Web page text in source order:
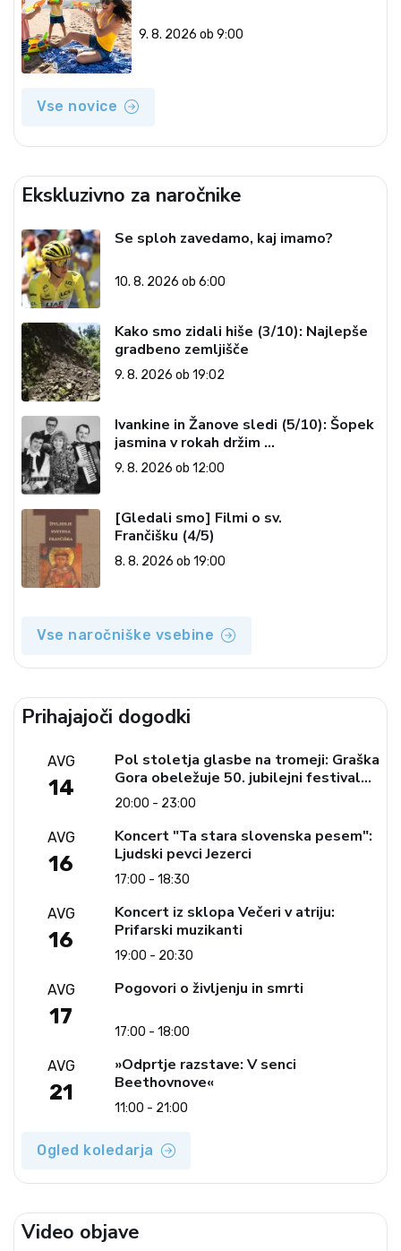
9. 8. 2026 ob 9:00
Vse novice
Ekskluzivno za naročnike
Se sploh zavedamo, kaj imamo?
10. 8. 2026 ob 6:00
Kako smo zidali hiše (3/10): Najlepše
gradbeno zemljišče
9. 8. 2026 ob 19:02
Ivankine in Žanove sledi (5/10): Šopek
jasmina v rokah držim …
9. 8. 2026 ob 12:00
[Gledali smo] Filmi o sv.
Frančišku (4/5)
8. 8. 2026 ob 19:00
Vse naročniške vsebine
Prihajajoči dogodki
AVG
14
Pol stoletja glasbe na tromeji: Graška
Gora obeležuje 50. jubilejni festival
narodno-zabavne glasbe
20:00 - 23:00
AVG
16
Koncert "Ta stara slovenska pesem":
Ljudski pevci Jezerci
17:00 - 18:30
AVG
16
Koncert iz sklopa Večeri v atriju:
Prifarski muzikanti
19:00 - 20:30
AVG
17
Pogovori o življenju in smrti
17:00 - 18:00
AVG
21
»Odprtje razstave: V senci
Beethovnove«
11:00 - 21:00
Ogled koledarja
Video objave